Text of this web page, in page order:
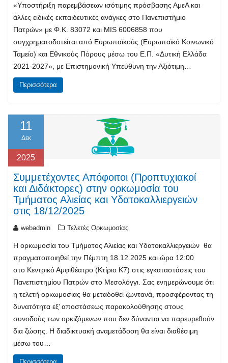
«Υποστήριξη παρεμβάσεων ισότιμης πρόσβασης ΑμεΑ και
άλλες ειδικές εκπαιδευτικές ανάγκες στο Πανεπιστήμιο
Πατρών» με Φ.Κ. 83072 και MIS 6006858 που
συγχρηματοδοτείται από Ευρωπαϊκούς (Ευρωπαϊκό Κοινωνικό
Ταμείο) και Εθνικούς Πόρους μέσω του Ε.Π. «Δυτική Ελλάδα
2021-2027», με Επιστημονική Υπεύθυνη την Αξιότιμη…
Περισσότερα
11
Δεκ
2025
Συμμετέχοντες Απόφοιτοι (Προπτυχιακοί
και Διδάκτορες) στην ορκωμοσία του
Τμήματος Αλιείας και Υδατοκαλλιεργειών
στις 18/12/2025
webadmin Τελετές Ορκωμοσίας
Η ορκωμοσία του Τμήματος Αλιείας και Υδατοκαλλιεργειών θα
πραγματοποιηθεί την Πέμπτη 18.12.2025 και ώρα 12:00
στο Κεντρικό Αμφιθέατρο (Κτίριο Κ7) στις εγκαταστάσεις του
Πανεπιστημίου Πατρών στο Μεσολόγγι. Σας ενημερώνουμε ότι
η τελετή ορκωμοσίας θα μεταδοθεί ζωντανά, προσφέροντας τη
δυνατότητα εξ’ αποστάσεως παρακολούθησης στους
συνοδούς των ορκιζόμενων που δεν δύνανται να παρευρεθούν
δια ζώσης. Η διαδικτυακή αναμετάδοση θα είναι διαθέσιμη
μέσω του…
Περισσότερα